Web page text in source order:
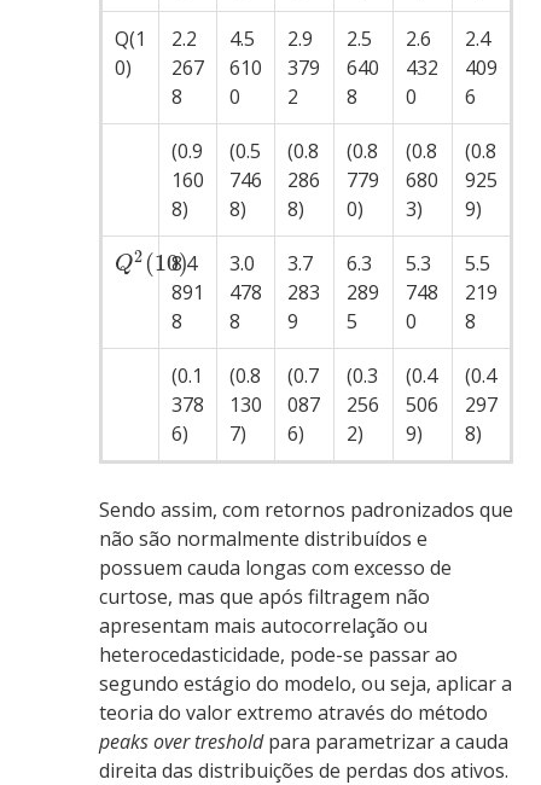
Q(1
0)
2.2
267
8
4.5
610
0
2.9
379
2
2.5
640
8
2.6
432
0
2.4
409
6
(0.9
160
8)
(0.5
746
8)
(0.8
286
8)
(0.8
779
0)
(0.8
680
3)
(0.8
925
9)
Q2 (10)
8.4
891
8
3.0
478
8
3.7
283
9
6.3
289
5
5.3
748
0
5.5
219
8
(0.1
378
6)
(0.8
130
7)
(0.7
087
6)
(0.3
256
2)
(0.4
506
9)
(0.4
297
8)
Sendo assim, com retornos padronizados que
não são normalmente distribuídos e
possuem cauda longas com excesso de
curtose, mas que após filtragem não
apresentam mais autocorrelação ou
heterocedasticidade, pode-se passar ao
segundo estágio do modelo, ou seja, aplicar a
teoria do valor extremo através do método
peaks over tresholdpara parametrizar a cauda
direita das distribuições de perdas dos ativos.